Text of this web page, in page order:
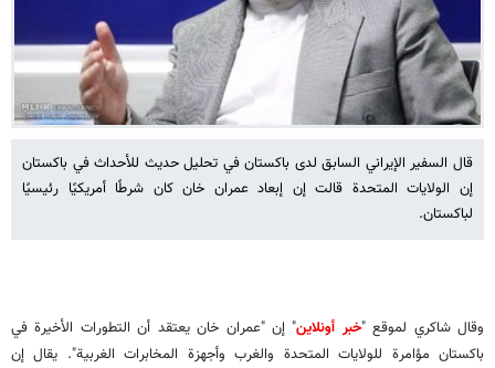
قال السفير الإيراني السابق لدى باكستان في تحليل حديث للأحداث في باكستان
إن الولايات المتحدة قالت إن إبعاد عمران خان كان شرطًا أمريكيًا رئيسيًا
لباكستان.
وقال شاكري لموقع "خبر أونلاين" إن "عمران خان يعتقد أن التطورات الأخيرة في
باكستان مؤامرة للولايات المتحدة والغرب وأجهزة المخابرات الغربية". يقال إن